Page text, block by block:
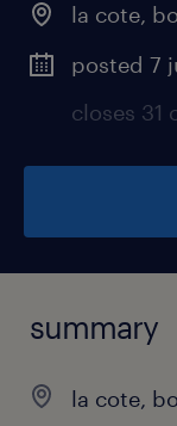
la cote,
posted 7
closes 31
summary
la cote,